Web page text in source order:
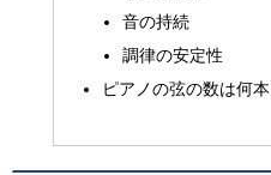
音の持続
調律の安定性
ピアノの弦の数は何